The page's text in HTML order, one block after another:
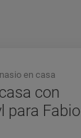
con
para Fabio
en casa